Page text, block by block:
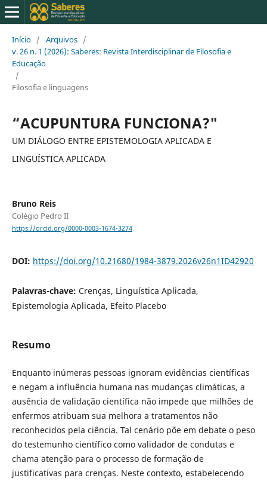
Início / Arquivos /
v. 26 n. 1 (2026): Saberes: Revista Interdisciplinar de Filosofia e
Educação
/
Filosofia e linguagens
“ACUPUNTURA FUNCIONA?"
UM DIÁLOGO ENTRE EPISTEMOLOGIA APLICADA E
LINGUÍSTICA APLICADA
Bruno Reis
Colégio Pedro II
https://orcid.org/0000-0003-1674-3274
DOI: https://doi.org/10.21680/1984-3879.2026v26n1ID42920
Palavras-chave: Crenças, Linguística Aplicada,
Epistemologia Aplicada, Efeito Placebo
Resumo
Enquanto inúmeras pessoas ignoram evidências científicas
e negam a influência humana nas mudanças climáticas, a
ausência de validação científica não impede que milhões de
enfermos atribuam sua melhora a tratamentos não
reconhecidos pela ciência. Tal cenário põe em debate o peso
do testemunho científico como validador de condutas e
chama atenção para o processo de formação de
justificativas para crenças. Neste contexto, estabelecendo